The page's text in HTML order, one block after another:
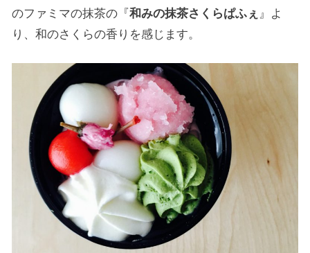
のファミマの抹茶の『和みの抹茶さくらぱふぇ 』よ
り、和のさくらの香りを感じます。